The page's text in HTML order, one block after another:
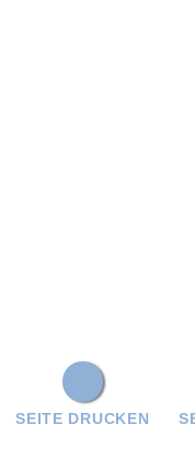
SEITE DRUCKEN